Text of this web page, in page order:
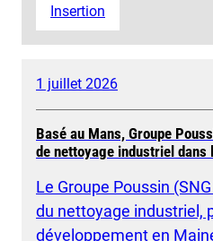
Insertion
1 juillet 2026
Basé au Mans, Groupe
de nettoyage industriel dans
Le Groupe Poussin
du nettoyage industriel,
développement en